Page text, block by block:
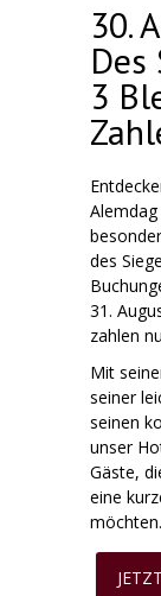
30.
Des
3
des
31.
zahlen
Mit
seiner
seinen
unser
Gäste,
eine
möchten.